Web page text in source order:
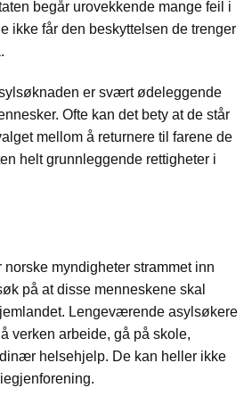
begår urovekkende mange feil i
ikke får den beskyttelsen de trenger
er svært ødeleggende
Ofte kan det bety at de står
mellom å returnere til farene de
helt grunnleggende rettigheter i
norske myndigheter strammet inn
på at disse menneskene skal
Lengeværende asylsøkere
verken arbeide, gå på skole,
helsehjelp. De kan heller ikke